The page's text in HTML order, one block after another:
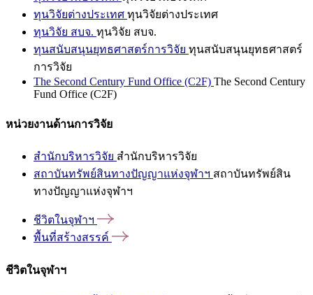
ทุนวิจัยต่างประเทศ ทุนวิจัยต่างประเทศ
ทุนวิจัย สบจ. ทุนวิจัย สบจ.
ทุนสนับสนุนยุทธศาสตร์การวิจัย ทุนสนับสนุนยุทธศาสตร์
การวิจัย
The Second Century Fund Office (C2F) The Second Century
Fund Office (C2F)
หน่วยงานด้านการวิจัย
สำนักบริหารวิจัย สำนักบริหารวิจัย
สถาบันทรัพย์สินทางปัญญาแห่งจุฬาฯ สถาบันทรัพย์สิน
ทางปัญญาแห่งจุฬาฯ
ชีวิตในจุฬาฯ
พื้นที่สร้างสรรค์
ชีวิตในจุฬาฯ